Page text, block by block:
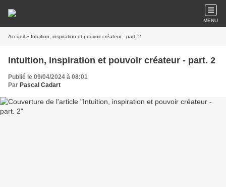
MENU
Accueil » Intuition, inspiration et pouvoir créateur - part. 2
Intuition, inspiration et pouvoir créateur - part. 2
Publié le 09/04/2024 à 08:01
Par Pascal Cadart